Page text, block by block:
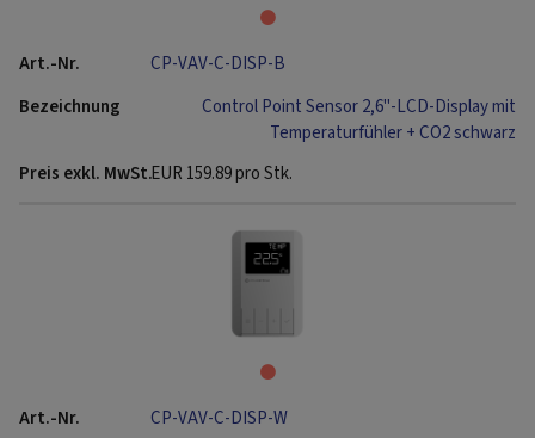
CP-VAV-C-DISP-B
Control Point Sensor 2,6"-LCD-Display mit
Temperaturfühler + CO2 schwarz
EUR 159.89pro Stk.
CP-VAV-C-DISP-W